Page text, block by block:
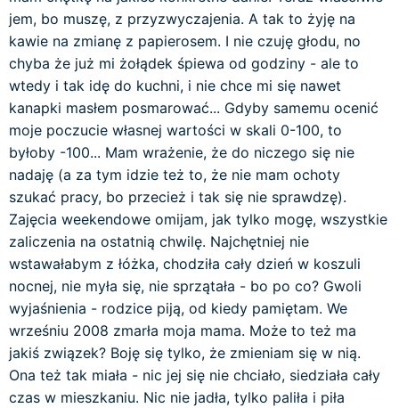
jem, bo muszę, z przyzwyczajenia. A tak to żyję na
kawie na zmianę z papierosem. I nie czuję głodu, no
chyba że już mi żołądek śpiewa od godziny - ale to
wtedy i tak idę do kuchni, i nie chce mi się nawet
kanapki masłem posmarować... Gdyby samemu ocenić
moje poczucie własnej wartości w skali 0-100, to
byłoby -100... Mam wrażenie, że do niczego się nie
nadaję (a za tym idzie też to, że nie mam ochoty
szukać pracy, bo przecież i tak się nie sprawdzę).
Zajęcia weekendowe omijam, jak tylko mogę, wszystkie
zaliczenia na ostatnią chwilę. Najchętniej nie
wstawałabym z łóżka, chodziła cały dzień w koszuli
nocnej, nie myła się, nie sprzątała - bo po co? Gwoli
wyjaśnienia - rodzice piją, od kiedy pamiętam. We
wrześniu 2008 zmarła moja mama. Może to też ma
jakiś związek? Boję się tylko, że zmieniam się w nią.
Ona też tak miała - nic jej się nie chciało, siedziała cały
czas w mieszkaniu. Nic nie jadła, tylko paliła i piła